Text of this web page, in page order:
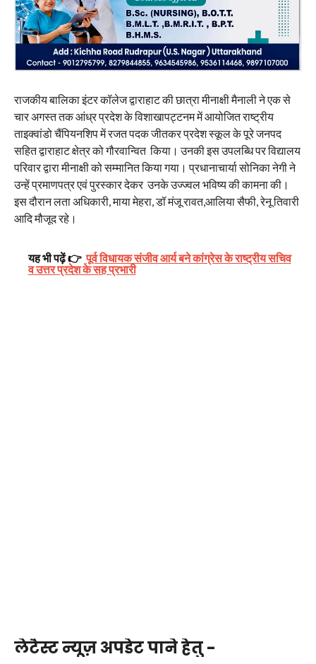
राजकीय बालिका इंटर कॉलेज द्वाराहाट की छात्रा मीनाक्षी मैनाली ने एक से
चार अगस्त तक आंध्र प्रदेश के विशाखापट्टनम में आयोजित राष्ट्रीय
ताइक्वांडो चैंपियनशिप में रजत पदक जीतकर प्रदेश स्कूल के पूरे जनपद
सहित द्वाराहाट क्षेत्र को गौरवान्वित किया। उनकी इस उपलब्धि पर विद्यालय
परिवार द्वारा मीनाक्षी को सम्मानित किया गया। प्रधानाचार्या सोनिका नेगी ने
उन्हें प्रमाणपत्र एवं पुरस्कार देकर उनके उज्ज्वल भविष्य की कामना की।
इस दौरान लता अधिकारी, माया मेहरा, डॉ मंजू रावत,आलिया सैफी, रेनू तिवारी
आदि मौजूद रहे।
यह भी पढ़ें 👉 पूर्व विधायक संजीव आर्य बने कांग्रेस के राष्ट्रीय सचिव
व उत्तर प्रदेश के सह प्रभारी
लेटैस्ट न्यूज़ अपडेट पाने हेतु -